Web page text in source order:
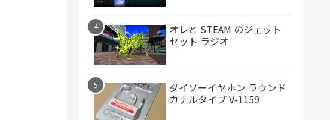
オレと STEAM のジェット
セット ラジオ
ダイソーイヤホン ラウンド
カナルタイプ V-1159